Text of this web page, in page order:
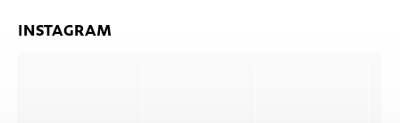
INSTAGRAM